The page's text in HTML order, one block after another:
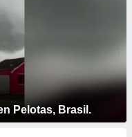
Pelotas, Brasil.